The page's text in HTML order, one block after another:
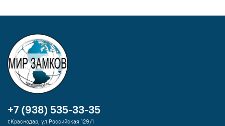
+7 (938) 535-33-35
г.Краснодар, ул.Российская 129/1